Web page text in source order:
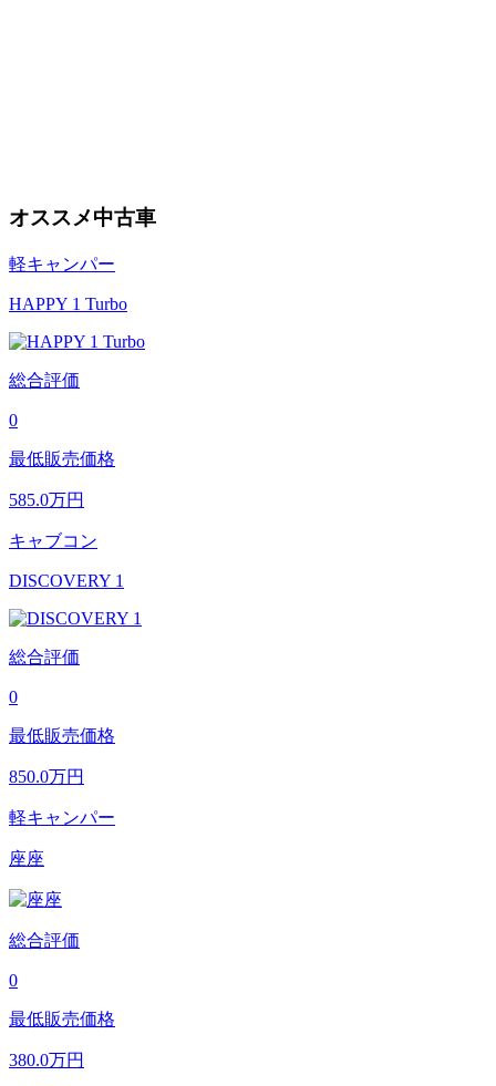
オススメ中古車
軽キャンパー
HAPPY 1 Turbo
総合評価
0
最低販売価格
585.0万円
キャブコン
DISCOVERY 1
総合評価
0
最低販売価格
850.0万円
軽キャンパー
座座
総合評価
0
最低販売価格
380.0万円